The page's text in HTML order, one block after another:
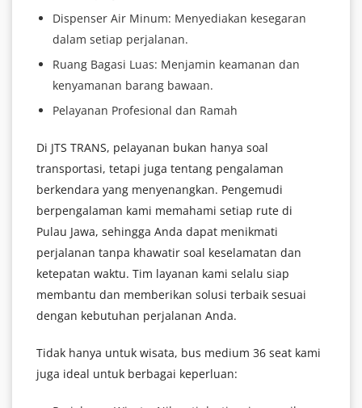
Dispenser Air Minum: Menyediakan kesegaran
dalam setiap perjalanan.
Ruang Bagasi Luas: Menjamin keamanan dan
kenyamanan barang bawaan.
Pelayanan Profesional dan Ramah
Di JTS TRANS, pelayanan bukan hanya soal
transportasi, tetapi juga tentang pengalaman
berkendara yang menyenangkan. Pengemudi
berpengalaman kami memahami setiap rute di
Pulau Jawa, sehingga Anda dapat menikmati
perjalanan tanpa khawatir soal keselamatan dan
ketepatan waktu. Tim layanan kami selalu siap
membantu dan memberikan solusi terbaik sesuai
dengan kebutuhan perjalanan Anda.
Tidak hanya untuk wisata, bus medium 36 seat kami
juga ideal untuk berbagai keperluan: